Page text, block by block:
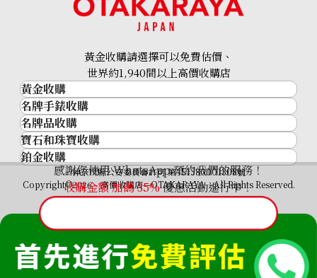
18K gold (K18) Kihei ring
HKD 3,539.54
感謝您使用 WhatsApp 預約我們的服務！
收購金額 加碼35%優惠活動進行中！
黃金收購請選擇可以免費估價、
世界約1,940間以上高價收購店
黃金收購
黃金･金條
金條
金幣及銀幣
過去十年黃金價格
金飾
金戒指
金頸鍊
名牌手錶收購
名牌手錶收購
勞力士 (Rolex)
Patek Philippe
Audemars Piguet
Vacheron Constantin
A. Lange & Söhne
Breguet
名牌品收購
名牌品收購
HERMES
LOUIS VUITTON
CHANEL
卡地亞（Cartier）
CELINE
FENDI
Christian Dior
寶石和珠寶收購
寶石和珠寶
祖母綠
藍寶石
紅寶石
鉑金收購
神奈川縣公安委員會許可 第451380001308號
Copyright©2026 高價收購店—OTAKARAYA All Rights Reserved.